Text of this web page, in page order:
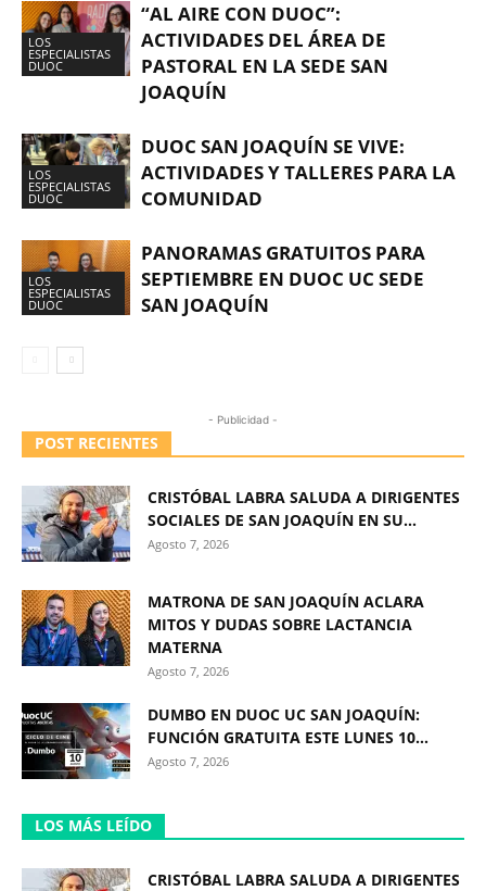
LOS
ESPECIALISTAS
DUOC
“AL AIRE CON DUOC”:
ACTIVIDADES DEL ÁREA DE
PASTORAL EN LA SEDE SAN
JOAQUÍN
LOS
ESPECIALISTAS
DUOC
DUOC SAN JOAQUÍN SE VIVE:
ACTIVIDADES Y TALLERES PARA LA
COMUNIDAD
LOS
ESPECIALISTAS
DUOC
PANORAMAS GRATUITOS PARA
SEPTIEMBRE EN DUOC UC SEDE
SAN JOAQUÍN
- Publicidad -
POST RECIENTES
CRISTÓBAL LABRA SALUDA A DIRIGENTES
SOCIALES DE SAN JOAQUÍN EN SU...
Agosto 7, 2026
MATRONA DE SAN JOAQUÍN ACLARA
MITOS Y DUDAS SOBRE LACTANCIA
MATERNA
Agosto 7, 2026
DUMBO EN DUOC UC SAN JOAQUÍN:
FUNCIÓN GRATUITA ESTE LUNES 10...
Agosto 7, 2026
LOS MÁS LEÍDO
CRISTÓBAL LABRA SALUDA A DIRIGENTES